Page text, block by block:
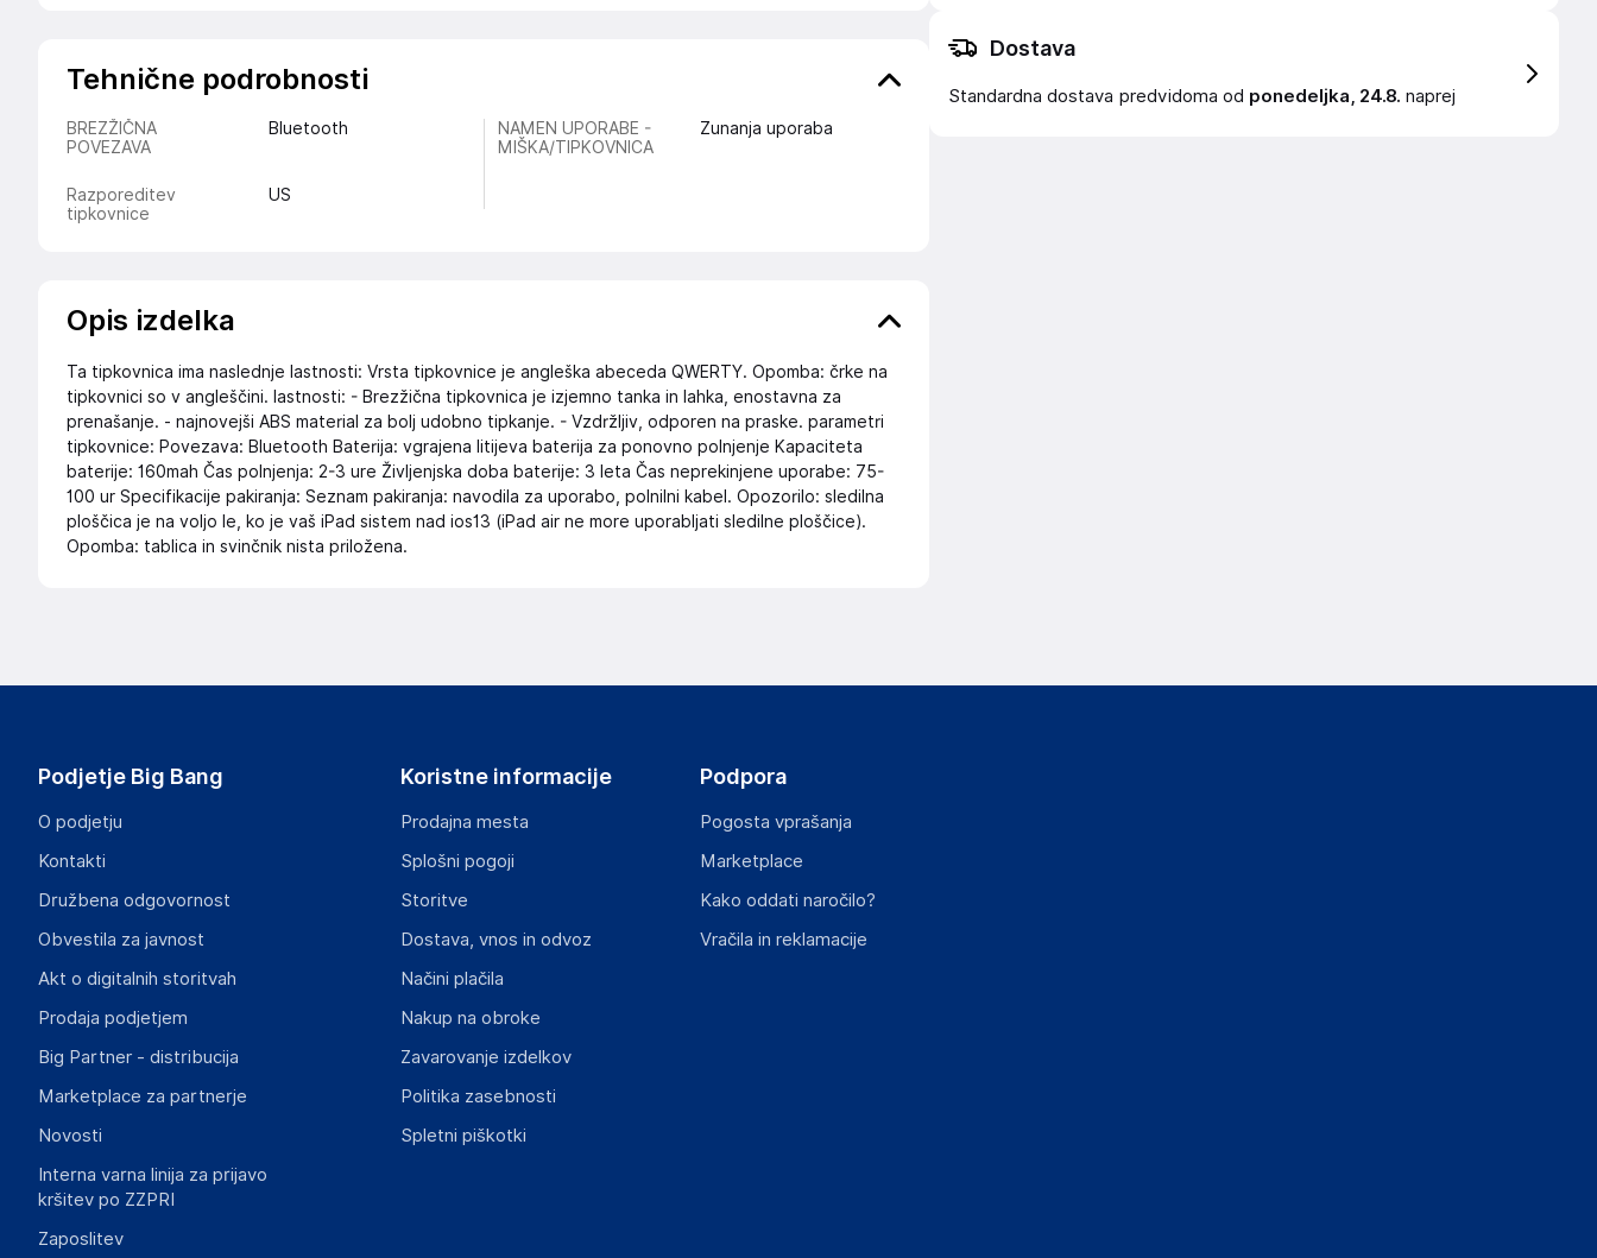
Tehnične podrobnosti
BREZŽIČNA
POVEZAVA
Bluetooth
NAMEN UPORABE -
MIŠKA/TIPKOVNICA
Zunanja uporaba
Razporeditev
tipkovnice
US
Opis izdelka
Ta tipkovnica ima naslednje lastnosti: Vrsta tipkovnice je angleška abeceda QWERTY. Opomba: črke na
tipkovnici so v angleščini. lastnosti: - Brezžična tipkovnica je izjemno tanka in lahka, enostavna za
prenašanje. - najnovejši ABS material za bolj udobno tipkanje. - Vzdržljiv, odporen na praske. parametri
tipkovnice: Povezava: Bluetooth Baterija: vgrajena litijeva baterija za ponovno polnjenje Kapaciteta
baterije: 160mah Čas polnjenja: 2-3 ure Življenjska doba baterije: 3 leta Čas neprekinjene uporabe: 75-
100 ur Specifikacije pakiranja: Seznam pakiranja: navodila za uporabo, polnilni kabel. Opozorilo: sledilna
ploščica je na voljo le, ko je vaš iPad sistem nad ios13 (iPad air ne more uporabljati sledilne ploščice).
Opomba: tablica in svinčnik nista priložena.
Dostava
Standardna dostava predvidoma od ponedeljka, 24.8. naprej
Podjetje Big Bang
O podjetju
Kontakti
Družbena odgovornost
Obvestila za javnost
Akt o digitalnih storitvah
Prodaja podjetjem
Big Partner - distribucija
Marketplace za partnerje
Novosti
Interna varna linija za prijavo
kršitev po ZZPRI
Zaposlitev
Koristne informacije
Prodajna mesta
Splošni pogoji
Storitve
Dostava, vnos in odvoz
Načini plačila
Nakup na obroke
Zavarovanje izdelkov
Politika zasebnosti
Spletni piškotki
Podpora
Pogosta vprašanja
Marketplace
Kako oddati naročilo?
Vračila in reklamacije